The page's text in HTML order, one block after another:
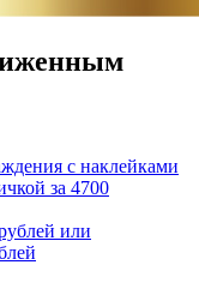
с наклейками
за 4700
или